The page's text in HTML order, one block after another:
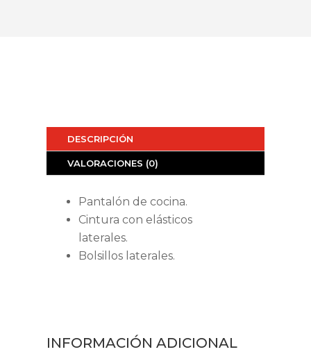
DESCRIPCIÓN
VALORACIONES (0)
Pantalón de cocina.
Cintura con elásticos
laterales.
Bolsillos laterales.
INFORMACIÓN ADICIONAL